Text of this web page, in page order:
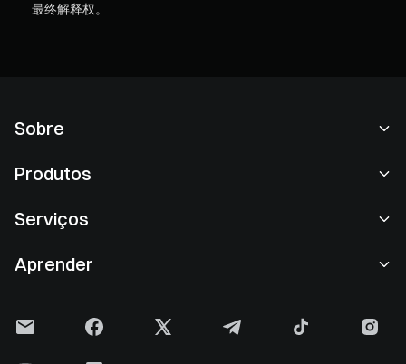
最终解释权。
Sobre
Sala de imprensa
Produtos
Negociação à vista
Centro Earn
Serviços
Aprender
Gate News